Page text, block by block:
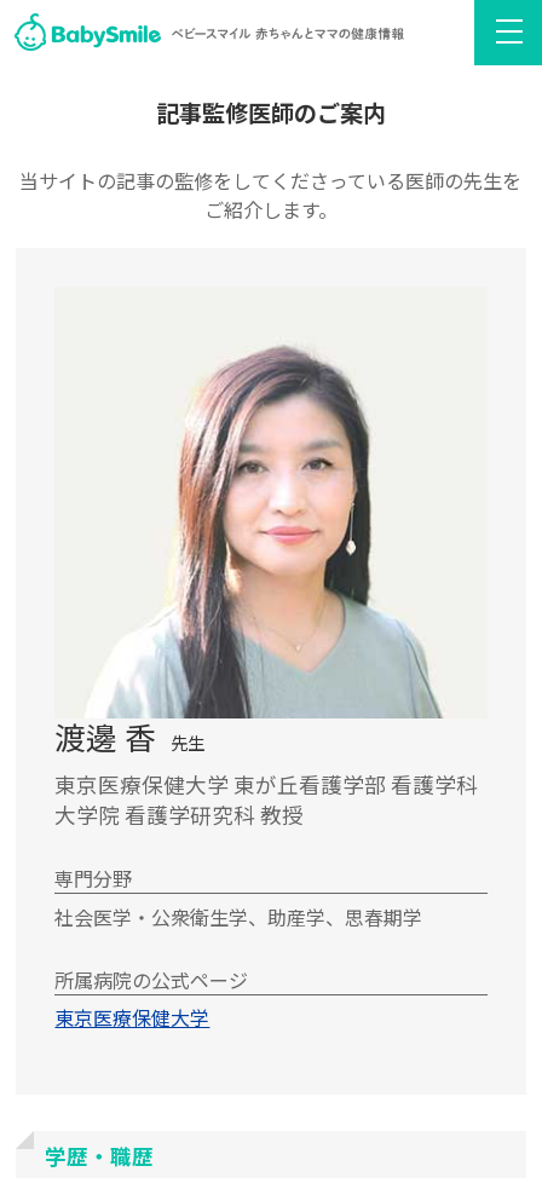
記事監修医師のご案内
当サイトの記事の監修をしてくださっている医師の先生を
ご紹介します。
渡邊 香 先生
東京医療保健大学 東が丘看護学部 看護学科
大学院 看護学研究科 教授
専門分野
社会医学・公衆衛生学、助産学、思春期学
所属病院の公式ページ
東京医療保健大学
学歴・職歴